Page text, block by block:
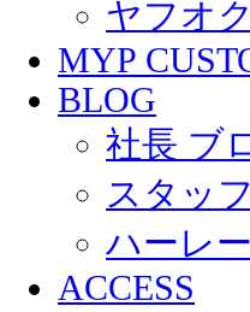
ヤフオ
MYP
BLOG
社長 ブ
スタッ
ハーレ
ACCESS